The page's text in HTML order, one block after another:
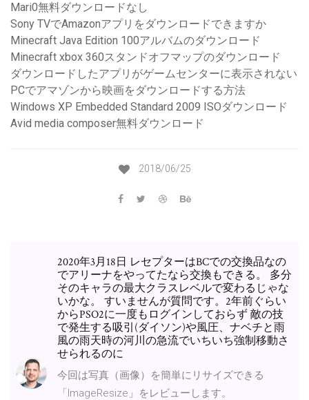
Mari0無料ダウンロードなし
Sony TVでAmazonアプリをダウンロードできますか
Minecraft Java Edition 100アルバムのダウンロード
Minecraft xbox 360スタンドオフマップのダウンロード
ダウンロードしたアプリがゲームセンターに表示されない
PCでアマゾンから映画をダウンロードする方法
Windows XP Embedded Standard 2009 ISOダウンロード
Avid media composer無料ダウンロード
2018/06/25
2020年3月18日 レセプターはBCでの交換品なの
でアリーナをやってたなら交換もできる。 多分
そのキャラの最大クラスレベルで変わるじゃな
いかな。 すいませんが質問です。2年前ぐらい
からPSO2に一度もログインしておらず 敵の技
で発生する吸引(ダイソン)や風圧、ナベチと雨
風の雨天時の河川の急流でいちいち強制移動さ
せられるのに
今回は写真（画像）を簡単にリサイズできる
「ImageResize」をレビューします。